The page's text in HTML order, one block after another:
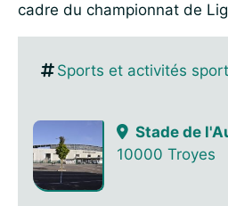
cadre du championnat de
Sports et activités
Stade de
10000 Troyes